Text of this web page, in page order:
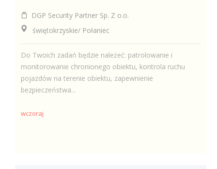
DGP Security Partner Sp. Z o.o.
świętokrzyskie/ Połaniec
Do Twoich zadań będzie należeć: patrolowanie i
monitorowanie chronionego obiektu, kontrola ruchu
pojazdów na terenie obiektu, zapewnienie
bezpieczeństwa...
wczoraj